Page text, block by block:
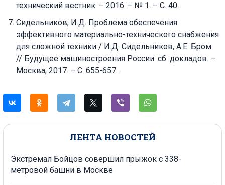
ЛЕНТА НОВОСТЕЙ
Экстремал Бойцов совершил прыжок с 338-
метровой башни в Москве
технический вестник. – 2016. – № 1. – С. 40.
Сидельников, И.Д. Проблема обеспечения
эффективного материально-технического снабжения
для сложной техники / И.Д. Сидельников, А.Е. Бром
// Будущее машиностроения России: сб. докладов. –
Москва, 2017. – С. 655-657.